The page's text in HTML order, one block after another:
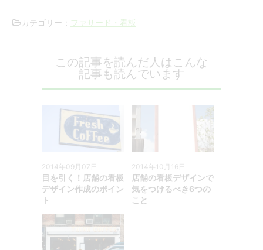
カテゴリー： ファサード・看板
この記事を読んだ人はこんな
記事も読んでいます
2014年09月07日
目を引く！店舗の看板
デザイン作成のポイン
ト
2014年10月16日
店舗の看板デザインで
気をつけるべき6つの
こと